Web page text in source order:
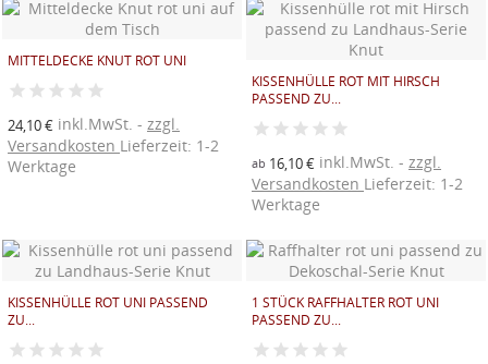
MITTELDECKE KNUT ROT UNI
24,10 € inkl.MwSt.
zzgl.
Versandkosten Lieferzeit: 1-2
Werktage
KISSENHÜLLE ROT MIT HIRSCH
PASSEND ZU...
ab 16,10 € inkl.MwSt.
zzgl.
Versandkosten Lieferzeit: 1-2
Werktage
KISSENHÜLLE ROT UNI PASSEND
ZU...
1 STÜCK RAFFHALTER ROT UNI
PASSEND ZU...
AUF MEINE WUNSCHLISTE
((MODALTITLE))
((confirmMessage))
((TITLE))
((label))
ANMELDEN
Sie müssen angemeldet sein, um Artikel Ihrer